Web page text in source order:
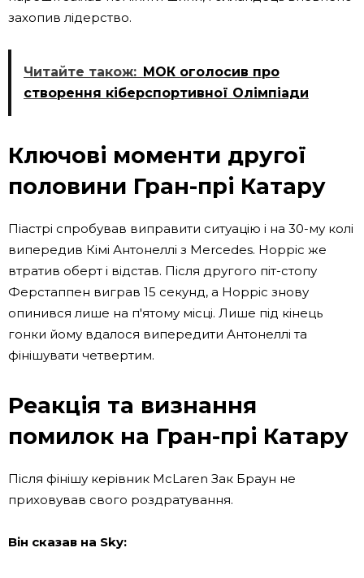
захопив лідерство.
Читайте також: МОК оголосив про
створення кіберспортивної Олімпіади
Ключові моменти другої
половини Гран-прі Катару
Піастрі спробував виправити ситуацію і на 30-му колі
випередив Кімі Антонеллі з Mercedes. Норріс же
втратив оберт і відстав. Після другого піт-стопу
Ферстаппен виграв 15 секунд, а Норріс знову
опинився лише на п'ятому місці. Лише під кінець
гонки йому вдалося випередити Антонеллі та
фінішувати четвертим.
Реакція та визнання
помилок на Гран-прі Катару
Після фінішу керівник McLaren Зак Браун не
приховував свого роздратування.
Він сказав на Sky: